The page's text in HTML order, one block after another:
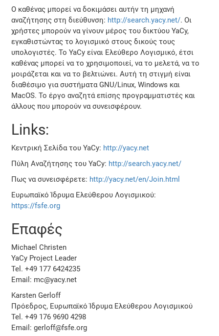
Ο καθένας μπορεί να δοκιμάσει αυτήν τη μηχανή
αναζήτησης στη διεύθυνση: http://search.yacy.net/. Οι
χρήστες μπορούν να γίνουν μέρος του δικτύου YaCy,
εγκαθιστώντας το λογισμικό στους δικούς τους
υπολογιστές. Το YaCy είναι Ελεύθερο Λογισμικό, έτσι
καθένας μπορεί να το χρησιμοποιεί, να το μελετά, να το
μοιράζεται και να το βελτιώνει. Αυτή τη στιγμή είναι
διαθέσιμο για συστήματα GNU/Linux, Windows και
MacOS. Το έργο αναζητά επίσης προγραμματιστές και
άλλους που μπορούν να συνεισφέρουν.
Links:
Κεντρική Σελίδα του YaCy: http://yacy.net
Πύλη Αναζήτησης του YaCy: http://search.yacy.net/
Πως να συνεισφέρετε: http://yacy.net/en/Join.html
Ευρωπαϊκό Ίδρυμα Ελεύθερου Λογισμικού:
https://fsfe.org
Επαφές
Michael Christen
YaCy Project Leader
Tel. +49 177 6424235
Email: mc@yacy.net
Karsten Gerloff
Πρόεδρος, Ευρωπαϊκό Ίδρυμα Ελεύθερου Λογισμικού
Tel. +49 176 9690 4298
Email: gerloff@fsfe.org